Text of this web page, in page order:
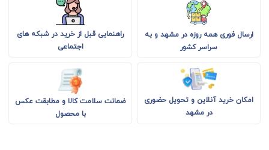
ارسال فوری همه روزه در مشهد و به
سراسر کشور
راهنمایی قبل از خرید در شبکه های
اجتماعی
امکان خرید آنلاین و تحویل حضوری
در مشهد
ضمانت سلامت کالا و مطابقت عکس
با محصول